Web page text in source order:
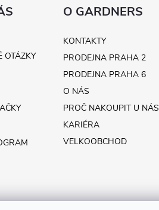
OTÁZKY
O GARDNERS
KONTAKTY
PRODEJNA PRAHA 2
PRODEJNA PRAHA 6
O NÁS
PROČ NAKOUPIT U NÁS
KARIÉRA
VELKOOBCHOD